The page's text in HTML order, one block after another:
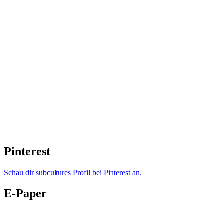
Pinterest
Schau dir subcultures Profil bei Pinterest an.
E-Paper